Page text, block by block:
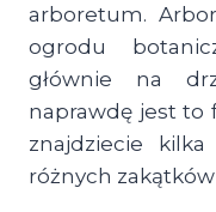
arboretum.
ogrodu
głównie na
naprawdę jest to
znajdziecie
różnych zakątków